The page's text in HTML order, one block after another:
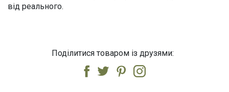
від реального.
Поділитися товаром із друзями: